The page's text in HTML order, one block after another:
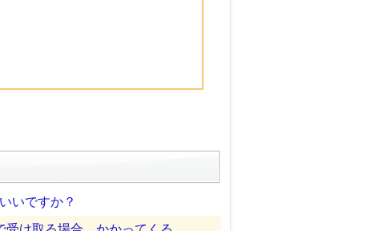
いですか？